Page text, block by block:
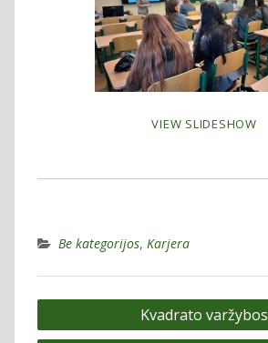
VIEW SLIDESHOW
Be kategorijos, Karjera
Navigacija
tarp
Kvadrato varžybos